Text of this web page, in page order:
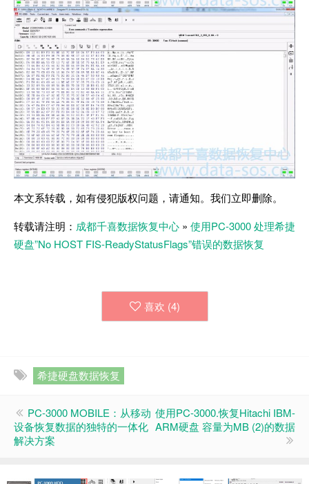
本文系转载，如有侵犯版权问题，请通知。我们立即删除。
转载请注明： 成都千喜数据恢复中心 » 使用PC-3000 处理希捷
硬盘”No HOST FIS-ReadyStatusFlags”错误的数据恢复
喜欢 (4)
希捷硬盘数据恢复
PC-3000 MOBILE：从移动
设备恢复数据的独特的一体化
解决方案
使用PC-3000.恢复Hitachi IBM-
ARM硬盘 容量为MB (2)的数据